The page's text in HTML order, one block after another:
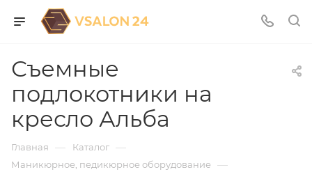
Съемные
подлокотники на
кресло Альба
Главная — Каталог —
Маникюрное, педикюрное оборудование —